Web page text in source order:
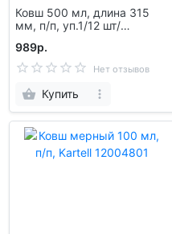
Ковш 500 мл, длина 315
мм, п/п, уп.1/12 шт/
989р.
Нет отзывов
Купить